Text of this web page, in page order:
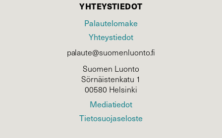
YHTEYSTIEDOT
Palautelomake
Yhteystiedot
palaute@suomenluonto.fi
Suomen Luonto
Sörnäistenkatu 1
00580 Helsinki
Mediatiedot
Tietosuojaseloste